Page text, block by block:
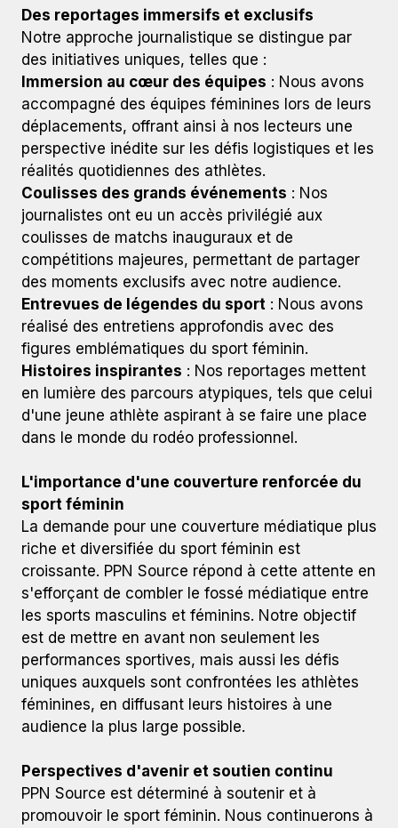
Des reportages immersifs et exclusifs
Notre approche journalistique se distingue par
des initiatives uniques, telles que :
Immersion au cœur des équipes : Nous avons
accompagné des équipes féminines lors de leurs
déplacements, offrant ainsi à nos lecteurs une
perspective inédite sur les défis logistiques et les
réalités quotidiennes des athlètes.​
Coulisses des grands événements : Nos
journalistes ont eu un accès privilégié aux
coulisses de matchs inauguraux et de
compétitions majeures, permettant de partager
des moments exclusifs avec notre audience.​
Entrevues de légendes du sport : Nous avons
réalisé des entretiens approfondis avec des
figures emblématiques du sport féminin.
Histoires inspirantes : Nos reportages mettent
en lumière des parcours atypiques, tels que celui
d'une jeune athlète aspirant à se faire une place
dans le monde du rodéo professionnel.​
L'importance d'une couverture renforcée du
sport féminin
La demande pour une couverture médiatique plus
riche et diversifiée du sport féminin est
croissante. PPN Source répond à cette attente en
s'efforçant de combler le fossé médiatique entre
les sports masculins et féminins. Notre objectif
est de mettre en avant non seulement les
performances sportives, mais aussi les défis
uniques auxquels sont confrontées les athlètes
féminines, en diffusant leurs histoires à une
audience la plus large possible.​
Perspectives d'avenir et soutien continu
PPN Source est déterminé à soutenir et à
promouvoir le sport féminin. Nous continuerons à